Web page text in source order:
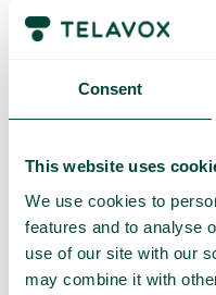
Consent
This website uses
We use cookies to
features and to analyse
use of our site with our
may combine it with
Den daglige
forhåndsbestemt
data ved behov.
Slik fungerer det